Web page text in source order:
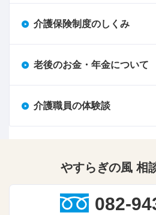
介護保険制度のしくみ
老後のお金・年金について
介護職員の体験談
やすらぎの風 相
082-